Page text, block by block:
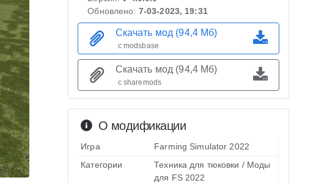
О модификации
Игра
Farming Simulator 2022
Категории
Техника для тюковки / Моды
для FS 2022
Обновлено: 7-03-2023, 19:31
Скачать мод (94,4 Мб)
с modsbase
Скачать мод (94,4 Мб)
с sharemods